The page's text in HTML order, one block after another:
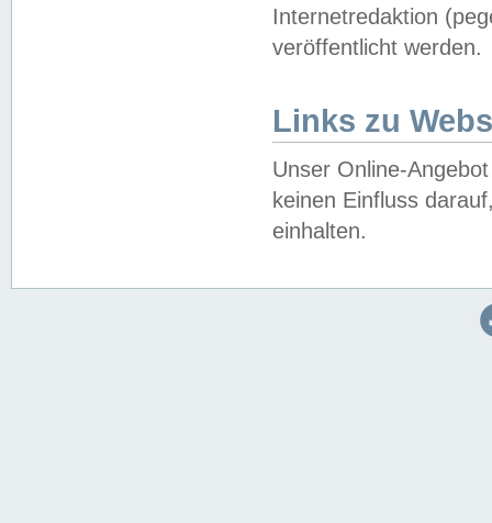
Internetredaktion
veröffentlicht werden.
Links zu
Unser Online-
keinen Einfluss
einhalten.